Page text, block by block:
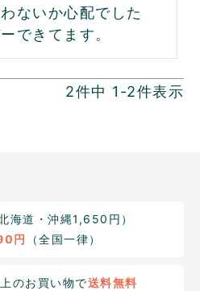
ないか心配でした
できてます。
2件中 1 -2件表示
北海道・沖縄1,650円）
円 （全国一律）
のお買い物で送料無料